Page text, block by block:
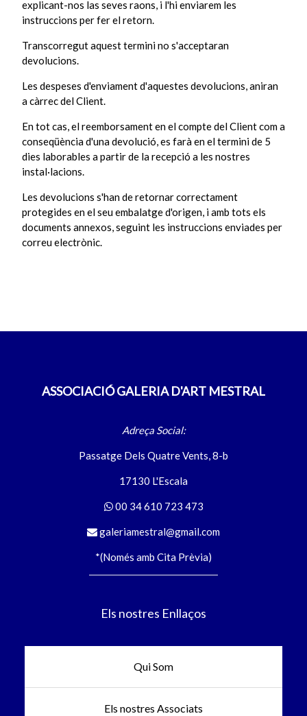
explicant-nos las seves raons, i l'hi enviarem les
instruccions per fer el retorn.
Transcorregut aquest termini no s'acceptaran
devolucions.
Les despeses d'enviament d'aquestes devolucions, aniran
a càrrec del Client.
En tot cas, el reemborsament en el compte del Client com a
conseqüència d'una devolució, es farà en el termini de 5
dies laborables a partir de la recepció a les nostres
instal·lacions.
Les devolucions s'han de retornar correctament
protegides en el seu embalatge d'origen, i amb tots els
documents annexos, seguint les instruccions enviades per
correu electrònic.
ASSOCIACIÓ GALERIA D'ART MESTRAL
Adreça Social:
Passatge Dels Quatre Vents, 8-b
17130 L'Escala
00 34 610 723 473
galeriamestral@gmail.com
*(Només amb Cita Prèvia)
Els nostres Enllaços
Qui Som
Els nostres Associats